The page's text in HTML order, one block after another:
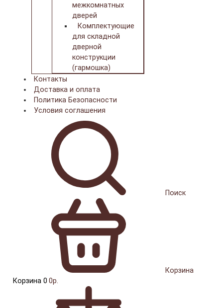
межкомнатных
дверей
Комплектующие
для складной
дверной
конструкции
(гармошка)
Контакты
Доставка и оплата
Политика Безопасности
Условия соглашения
Поиск
Корзина
Корзина 0 0р.